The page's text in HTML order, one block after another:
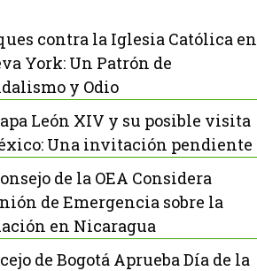
contra la Iglesia Católica en
York: Un Patrón de
y Odio
León XIV y su posible visita
Una invitación pendiente
de la OEA Considera
de Emergencia sobre la
en Nicaragua
de Bogotá Aprueba Día de la